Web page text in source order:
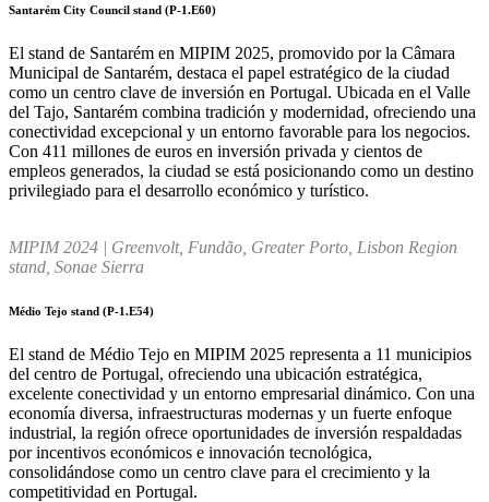
Santarém City Council stand (P-1.E60)
El stand de Santarém en MIPIM 2025, promovido por la Câmara
Municipal de Santarém, destaca el papel estratégico de la ciudad
como un centro clave de inversión en Portugal. Ubicada en el Valle
del Tajo, Santarém combina tradición y modernidad, ofreciendo una
conectividad excepcional y un entorno favorable para los negocios.
Con 411 millones de euros en inversión privada y cientos de
empleos generados, la ciudad se está posicionando como un destino
privilegiado para el desarrollo económico y turístico.
MIPIM 2024 | Greenvolt, Fundão, Greater Porto, Lisbon Region
stand, Sonae Sierra
Médio Tejo stand (P-1.E54)
El stand de Médio Tejo en MIPIM 2025 representa a 11 municipios
del centro de Portugal, ofreciendo una ubicación estratégica,
excelente conectividad y un entorno empresarial dinámico. Con una
economía diversa, infraestructuras modernas y un fuerte enfoque
industrial, la región ofrece oportunidades de inversión respaldadas
por incentivos económicos e innovación tecnológica,
consolidándose como un centro clave para el crecimiento y la
competitividad en Portugal.